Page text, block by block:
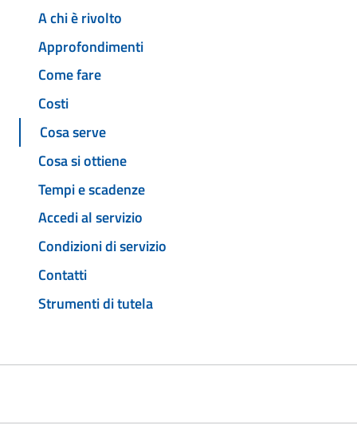
A chi è rivolto
Approfondimenti
Come fare
Costi
Cosa serve
Cosa si ottiene
Tempi e scadenze
Accedi al servizio
Condizioni di servizio
Contatti
Strumenti di tutela